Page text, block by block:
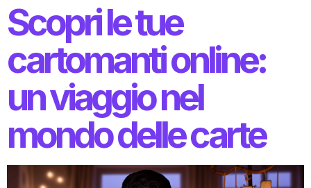
Scopri le tue
cartomanti online:
un viaggio nel
mondo delle carte